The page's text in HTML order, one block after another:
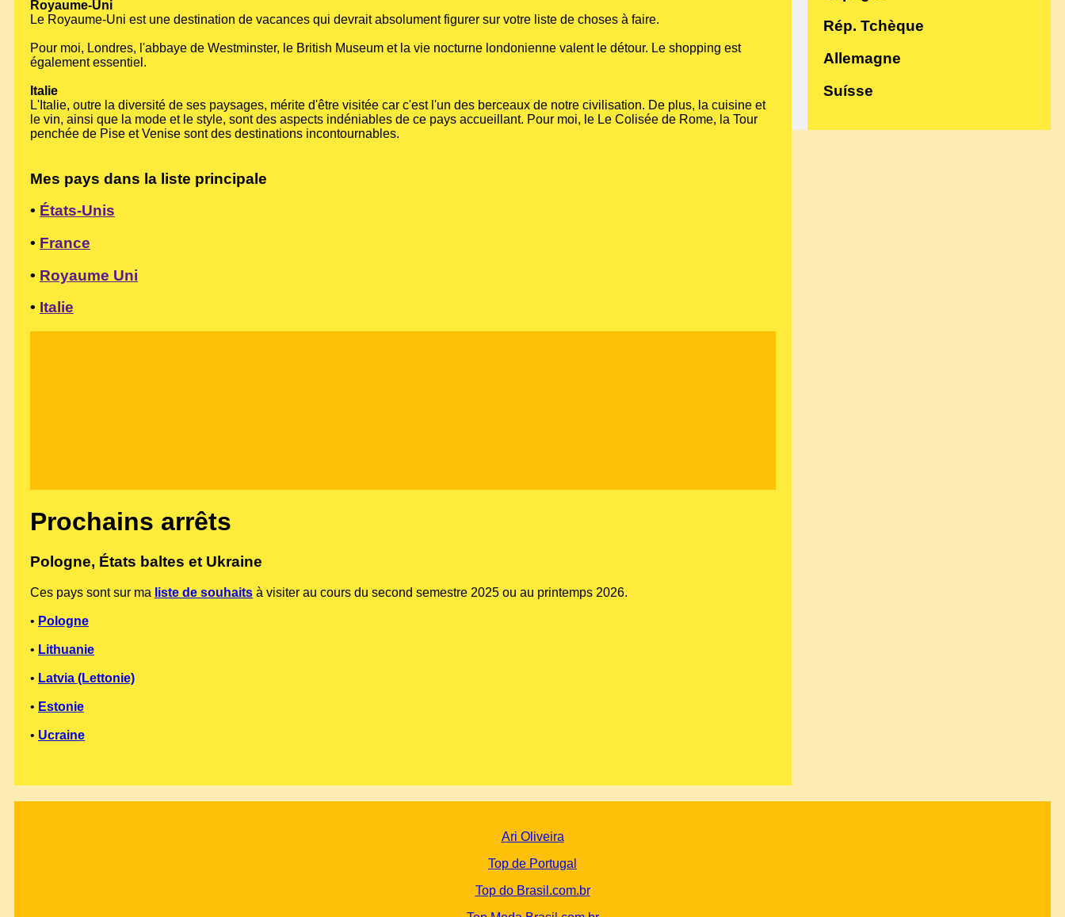
Royaume-Uni
Le Royaume-Uni est une destination de vacances qui devrait absolument figurer sur votre liste de choses à faire.
Pour moi, Londres, l'abbaye de Westminster, le British Museum et la vie nocturne londonienne valent le détour. Le shopping est
également essentiel.
Italie
L'Italie, outre la diversité de ses paysages, mérite d'être visitée car c'est l'un des berceaux de notre civilisation. De plus, la cuisine et
le vin, ainsi que la mode et le style, sont des aspects indéniables de ce pays accueillant. Pour moi, le Le Colisée de Rome, la Tour
penchée de Pise et Venise sont des destinations incontournables.
Mes pays dans la liste principale
• États-Unis
• France
• Royaume Uni
• Italie
Prochains arrêts
Pologne, États baltes et Ukraine
Ces pays sont sur ma liste de souhaits à visiter au cours du second semestre 2025 ou au printemps 2026.
• Pologne
• Lithuanie
• Latvia (Lettonie)
• Estonie
• Ucraine
Rép. Tchèque
Allemagne
Suísse
Ari Oliveira
Top de Portugal
Top do Brasil.com.br